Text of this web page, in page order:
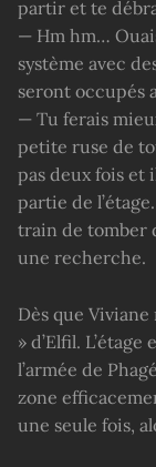
partir et te
— Hm hm…
système avec
seront occupés
— Tu ferais
petite ruse de
pas deux fois et
partie de
train de tomber
une recherche.
Dès que
» d’Elfil.
l’armée de
zone
une seule fois,